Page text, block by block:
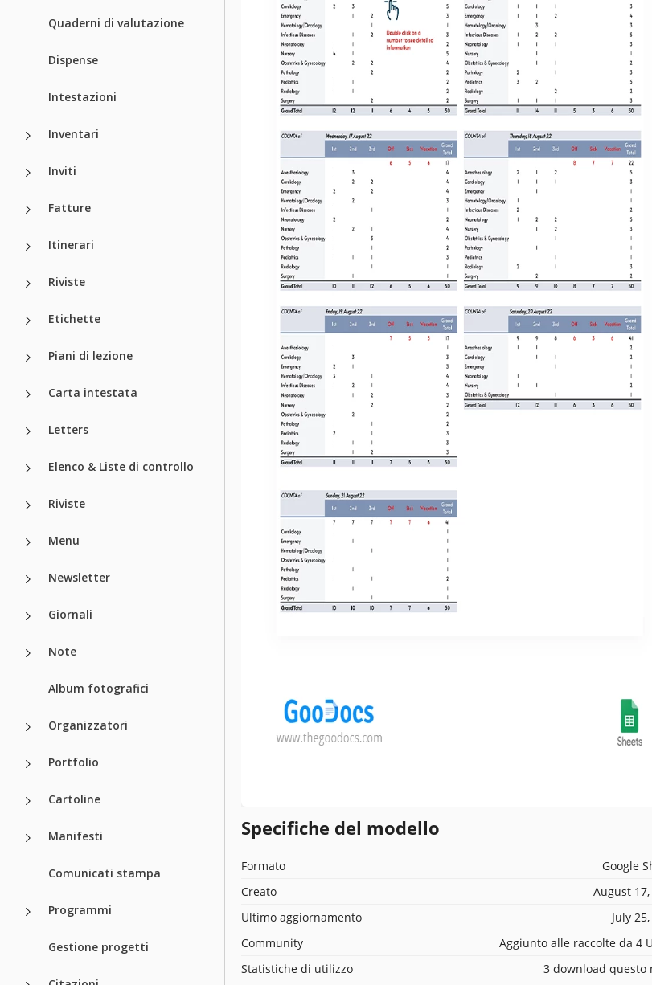
Quaderni di valutazione
Dispense
Intestazioni
Inventari
Inviti
Fatture
Itinerari
Riviste
Etichette
Piani di lezione
Carta intestata
Letters
Elenco & Liste di controllo
Riviste
Menu
Newsletter
Giornali
Note
Album fotografici
Organizzatori
Portfolio
Cartoline
Manifesti
Comunicati stampa
Programmi
Gestione progetti
Specifiche del modello
Formato
Google
Creato
August 17,
Ultimo aggiornamento
July
Community
Aggiunto alle raccolte da 4
Statistiche di utilizzo
3 download questo